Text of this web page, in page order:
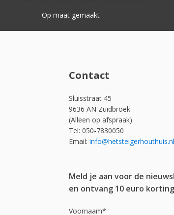
Snelle levering
Contact
Sluisstraat 45
9636 AN Zuidbroek
(Alleen op afspraak)
Tel: 050-7830050
Email: info@hetsteigerhouthuis.nl
Meld je aan voor de
en ontvang 10 euro
Voornaam*